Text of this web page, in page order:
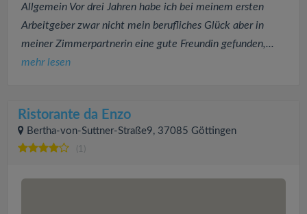
Allgemein Vor drei Jahren habe ich bei meinem ersten
Arbeitgeber zwar nicht mein berufliches Glück aber in
meiner Zimmerpartnerin eine gute Freundin gefunden,...
mehr lesen
Ristorante da Enzo
Bertha-von-Suttner-Straße9, 37085 Göttingen
(1)